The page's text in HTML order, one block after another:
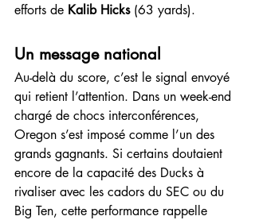
efforts de Kalib Hicks (63 yards).
Un message national
Au-delà du score, c’est le signal envoyé
qui retient l’attention. Dans un week-end
chargé de chocs interconférences,
Oregon s’est imposé comme l’un des
grands gagnants. Si certains doutaient
encore de la capacité des Ducks à
rivaliser avec les cadors du SEC ou du
Big Ten, cette performance rappelle